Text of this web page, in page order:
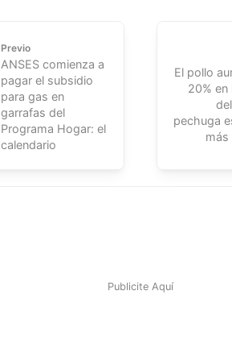
Previo
ANSES comienza a
pagar el subsidio
para gas en
garrafas del
Programa Hogar: el
calendario
El pollo
20% en
pechuga
más